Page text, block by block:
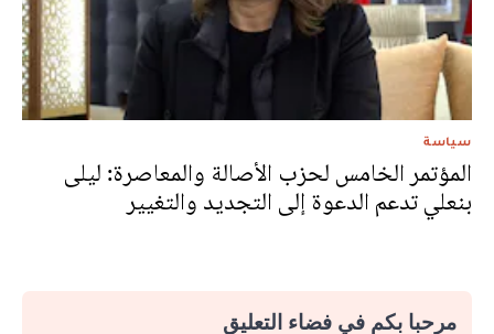
سياسة
المؤتمر الخامس لحزب الأصالة والمعاصرة: ليلى
بنعلي تدعم الدعوة إلى التجديد والتغيير
مرحبا بكم في فضاء التعليق